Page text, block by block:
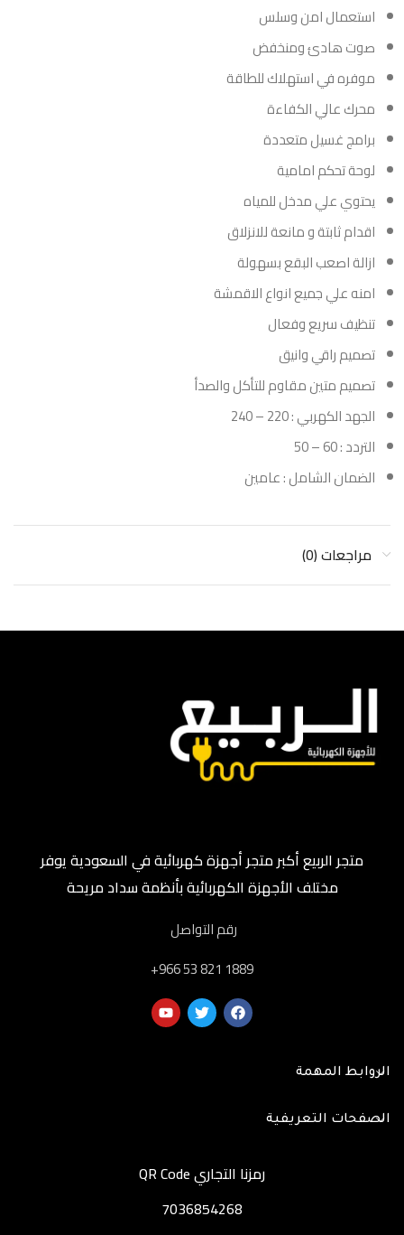
استعمال امن وسلس
صوت هادئ ومنخفض
موفره في استهلاك للطاقة
محرك عالي الكفاءة
برامج غسيل متعددة
لوحة تحكم امامية
يحتوي علي مدخل للمياه
اقدام ثابتة و مانعة للانزلاق
ازالة اصعب البقع بسهولة
امنه علي جميع انواع الاقمشة
تنظيف سريع وفعال
تصميم راقي وانيق
تصميم متين مقاوم للتأكل والصدأ
الجهد الكهربي : 220 – 240
التردد : 60 – 50
الضمان الشامل : عامين
مراجعات (0)
متجر الربيع أكبر متجر أجهزة كهربائية في السعودية يوفر
مختلف الأجهزة الكهربائية بأنظمة سداد مريحة
رقم التواصل
‎+966 53 821 1889
الروابط المهمة
الصفحات التعريفية
رمزنا التجاري QR Code
7036854268